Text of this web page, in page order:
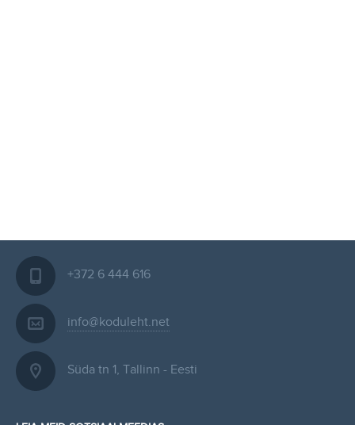
+372 6 444 616
info@koduleht.net
Süda tn 1, Tallinn - Eesti